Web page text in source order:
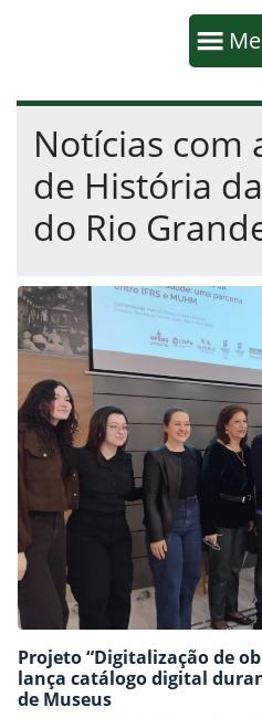
Fim da navegação
Início do conteúdo
Notícias com
de História
do Rio
Projeto “Digitalização de
lança catálogo digital
de Museus